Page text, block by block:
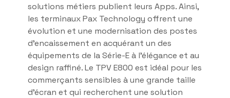
solutions métiers publient leurs Apps. Ainsi,
les terminaux Pax Technology offrent une
évolution et une modernisation des postes
d’encaissement en acquérant un des
équipements de la Série-E à l’élégance et au
design raffiné. Le TPV E800 est idéal pour les
commerçants sensibles à une grande taille
d’écran et qui recherchent une solution